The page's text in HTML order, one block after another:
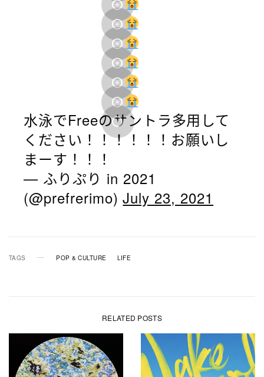
水泳でFreeのサントラ多用して
ください！！！！！！お願いし
まーす！！！
— ふりぷり in 2021
(@prefrerimo)July 23, 2021
TAGS POP & CULTURE LIFE
RELATED POSTS